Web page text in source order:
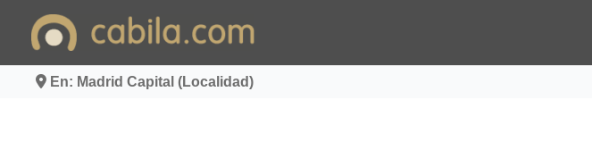
En: Madrid Capital (Localidad)